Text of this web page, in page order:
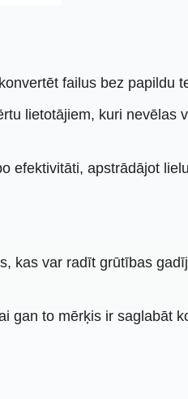
failus bez papildu
lietotājiem, kuri nevēlas
efektivitāti, apstrādājot
kas var radīt grūtības
gan to mērķis ir saglabāt